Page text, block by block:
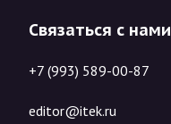
Связаться с нами
+7 (993) 589-00-87
editor@itek.ru